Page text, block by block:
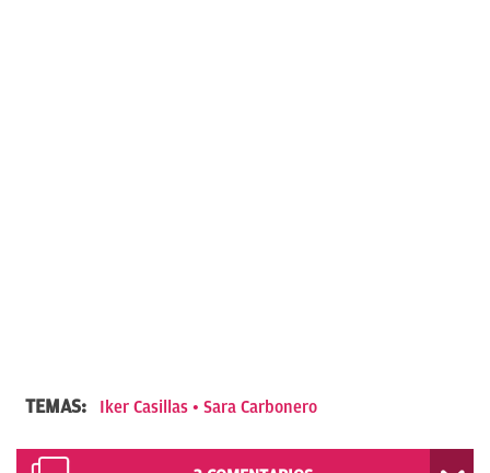
TEMAS: Iker Casillas Sara Carbonero